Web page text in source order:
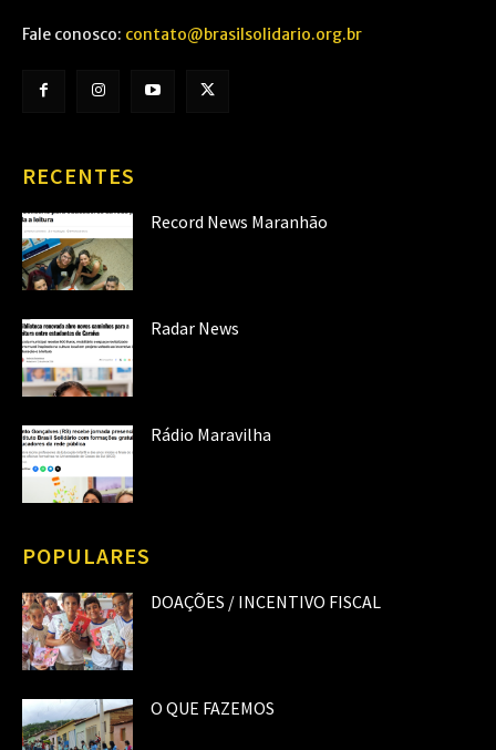
Fale conosco: contato@brasilsolidario.org.br
RECENTES
Record News Maranhão
Radar News
Rádio Maravilha
POPULARES
DOAÇÕES / INCENTIVO FISCAL
O QUE FAZEMOS